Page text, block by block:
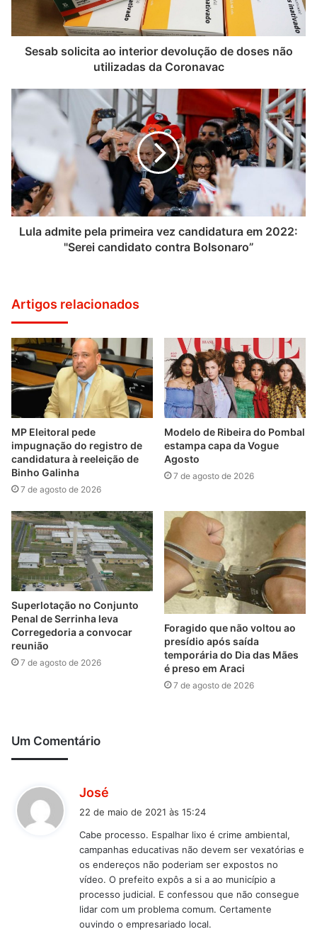
Sesab solicita ao interior devolução de doses não
utilizadas da Coronavac
Lula admite pela primeira vez candidatura em 2022:
"Serei candidato contra Bolsonaro”
Artigos relacionados
MP Eleitoral pede
impugnação do registro de
candidatura à reeleição de
Binho Galinha
7 de agosto de 2026
Modelo de Ribeira do Pombal
estampa capa da Vogue
Agosto
7 de agosto de 2026
Superlotação no Conjunto
Penal de Serrinha leva
Corregedoria a convocar
reunião
7 de agosto de 2026
Foragido que não voltou ao
presídio após saída
temporária do Dia das Mães
é preso em Araci
7 de agosto de 2026
Um Comentário
José
s
e
:
22 de maio de 2021 às 15:24
Cabe processo. Espalhar lixo é crime ambiental,
campanhas educativas não devem ser vexatórias e
os endereços não poderiam ser expostos no
vídeo. O prefeito expôs a si a ao município a
processo judicial. E confessou que não consegue
lidar com um problema comum. Certamente
ouvindo o empresariado local.